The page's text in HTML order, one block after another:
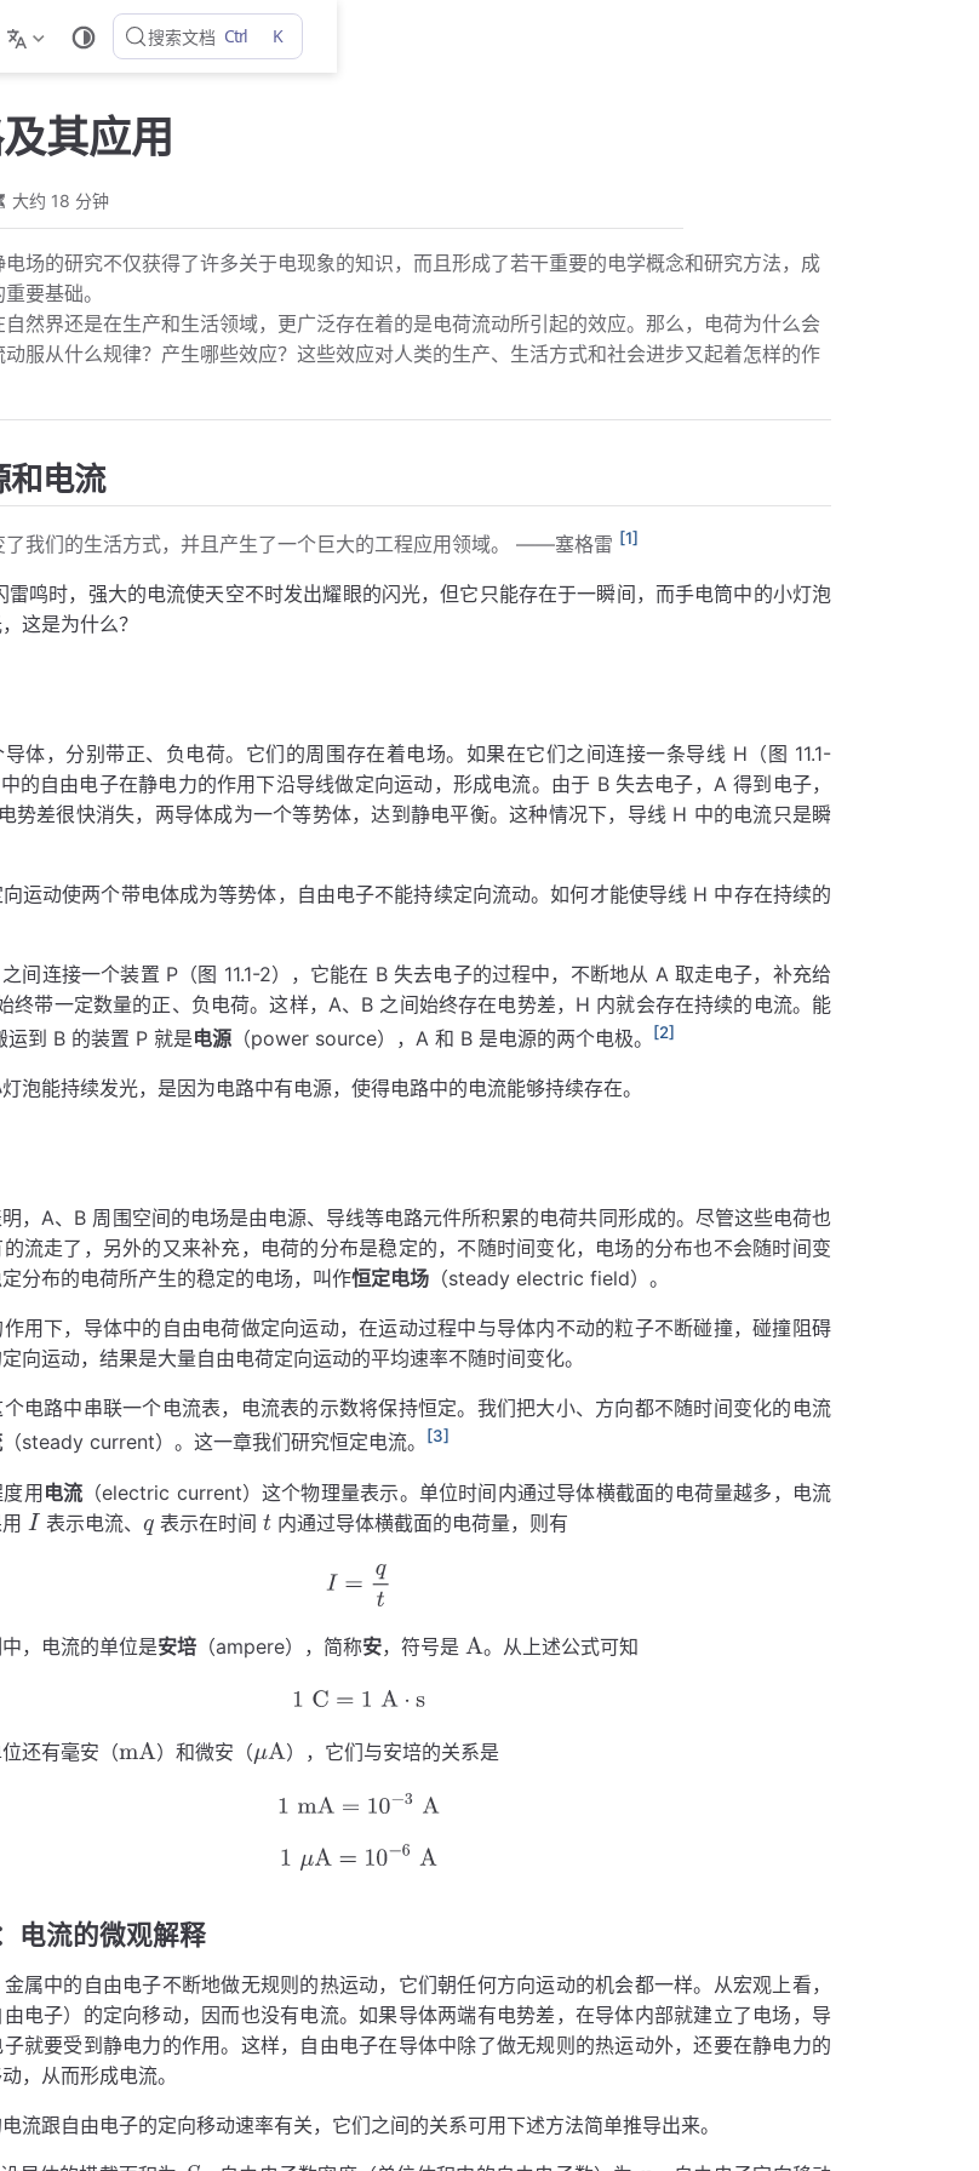
搜索文档 Ctrl K
其应用
大约 18 分钟
电场的研究不仅获得了许多关于电现象的知识，而且形成了若干重要的电学概念和研究方法，成
要基础。
然界还是在生产和生活领域，更广泛存在着的是电荷流动所引起的效应。那么，电荷为什么会
服从什么规律？产生哪些效应？这些效应对人类的生产、生活方式和社会进步又起着怎样的作
和电流
了我们的生活方式，并且产生了一个巨大的工程应用领域。 ——塞格雷 [1]
雷鸣时，强大的电流使天空不时发出耀眼的闪光，但它只能存在于一瞬间，而手电筒中的小灯泡
这是为什么？
体，分别带正、负电荷。它们的周围存在着电场。如果在它们之间连接一条导线 H（图 11.1-
的自由电子在静电力的作用下沿导线做定向运动，形成电流。由于 B 失去电子，A 得到电子，
势差很快消失，两导体成为一个等势体，达到静电平衡。这种情况下，导线 H 中的电流只是瞬
运动使两个带电体成为等势体，自由电子不能持续定向流动。如何才能使导线 H 中存在持续的
间连接一个装置 P（图 11.1-2），它能在 B 失去电子的过程中，不断地从 A 取走电子，补充给
终带一定数量的正、负电荷。这样，A、B 之间始终存在电势差，H 内就会存在持续的电流。能
运到 B 的装置 P 就是电源 （power source），A 和 B 是电源的两个电极。 [2]
泡能持续发光，是因为电路中有电源，使得电路中的电流能够持续存在。
，A、B 周围空间的电场是由电源、导线等电路元件所积累的电荷共同形成的。尽管这些电荷也
流走了，另外的又来补充，电荷的分布是稳定的，不随时间变化，电场的分布也不会随时间变
分布的电荷所产生的稳定的电场，叫作恒定电场 （steady electric field）。
用下，导体中的自由电荷做定向运动，在运动过程中与导体内不动的粒子不断碰撞，碰撞阻碍
向运动，结果是大量自由电荷定向运动的平均速率不随时间变化。
电路中串联一个电流表，电流表的示数将保持恒定。我们把大小、方向都不随时间变化的电流
（steady current）。这一章我们研究恒定电流。 [3]
用电流 （electric current）这个物理量表示。单位时间内通过导体横截面的电荷量越多，电流
表示电流、
表示在时间
内通过导体横截面的电荷量，则有
，电流的单位是安培 （ampere），简称安，符号是
。从上述公式可知
还有毫安（
）和微安（
），它们与安培的关系是
电流的微观解释
属中的自由电子不断地做无规则的热运动，它们朝任何方向运动的机会都一样。从宏观上看，
电子）的定向移动，因而也没有电流。如果导体两端有电势差，在导体内部就建立了电场，导
就要受到静电力的作用。这样，自由电子在导体中除了做无规则的热运动外，还要在静电力的
，从而形成电流。
流跟自由电子的定向移动速率有关，它们之间的关系可用下述方法简单推导出来。